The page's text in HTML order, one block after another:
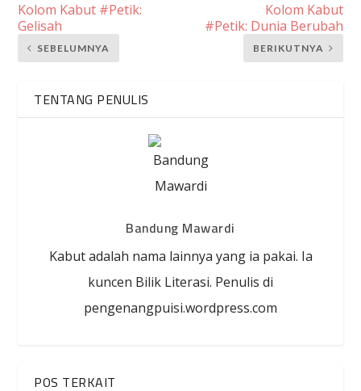
Kolom Kabut #Petik:
Gelisah
SEBELUMNYA
Kolom Kabut
#Petik: Dunia Berubah
BERIKUTNYA
TENTANG PENULIS
Bandung Mawardi
Kabut adalah nama lainnya yang ia pakai. Ia
kuncen Bilik Literasi. Penulis di
pengenangpuisi.wordpress.com
POS TERKAIT